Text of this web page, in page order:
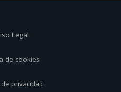
Legal
de cookies
privacidad